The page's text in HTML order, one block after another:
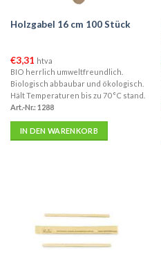
Holzgabel 16 cm 100 Stück
€3,31 htva
BIO herrlich umweltfreundlich.
Biologisch abbaubar und ökologisch.
Hält Temperaturen bis zu 70 °C stand.
Art.-Nr.: 1288
IN DEN WARENKORB